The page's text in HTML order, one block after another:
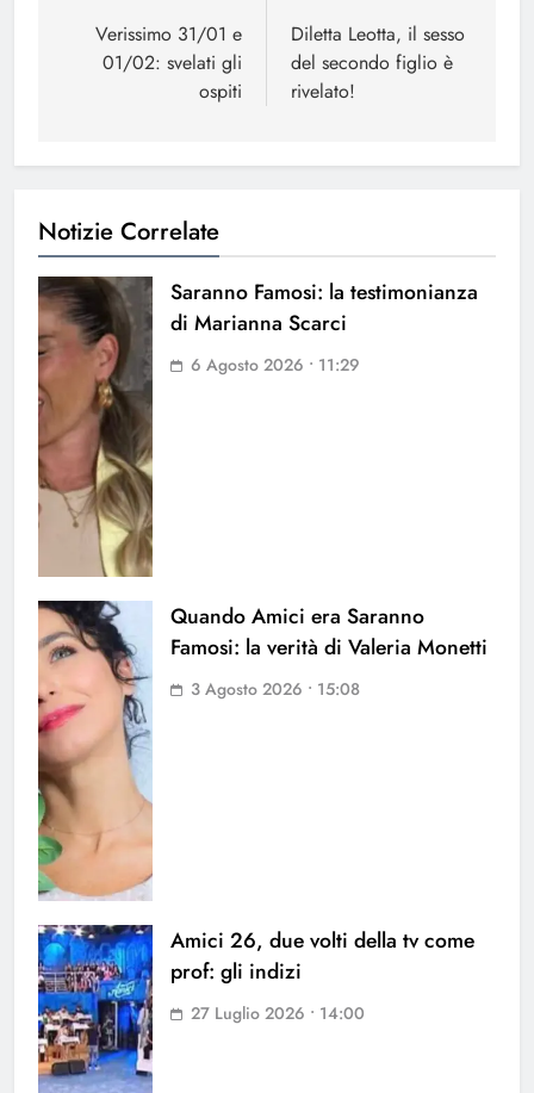
articoli
Verissimo 31/01 e
01/02: svelati gli
ospiti
Diletta Leotta, il sesso
del secondo figlio è
rivelato!
Notizie Correlate
Saranno Famosi: la testimonianza
di Marianna Scarci
6 Agosto 2026 • 11:29
Quando Amici era Saranno
Famosi: la verità di Valeria Monetti
3 Agosto 2026 • 15:08
Amici 26, due volti della tv come
prof: gli indizi
27 Luglio 2026 • 14:00